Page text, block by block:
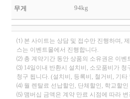
무게 94kg
⑴ 본 사이트는 상담 및 접수만 진행하며,
스는 이벤트몰에서 진행합니다.
⑵ 총 계약기간 동안 상품의 소유권은 이벤
⑶ 14일이내 반환시 설치비, 소모품비가 청
청구 됩니다. (설치비, 등록비, 철거비, 기타
⑷ 월 렌탈료 선납할인, 단체할인, 학교할인
⑸ 맴버십 금액은 계약 만료 시점에 따라 변